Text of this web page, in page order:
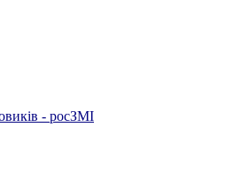
- росЗМІ